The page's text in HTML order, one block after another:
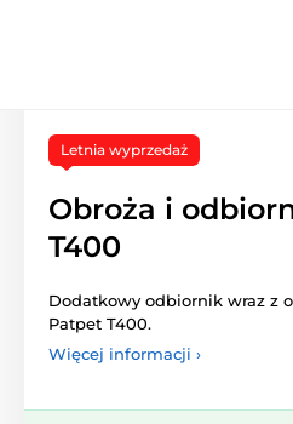
Letnia wyprzedaż
Obroża i
T400
Dodatkowy odbiornik wraz z
Patpet T400.
Więcej informacji ›